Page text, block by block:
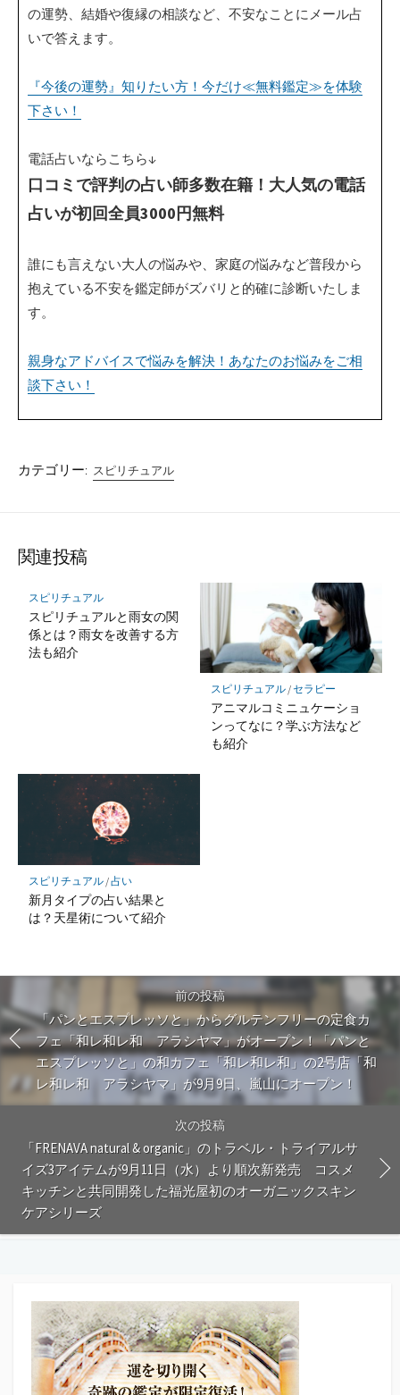
の運勢、結婚や復縁の相談など、不安なことにメール占
いで答えます。
『今後の運勢』知りたい方！今だけ≪無料鑑定≫を体験
下さい！
電話占いならこちら↓
口コミで評判の占い師多数在籍！大人気の電話
占いが初回全員3000円無料
誰にも言えない大人の悩みや、家庭の悩みなど普段から
抱えている不安を鑑定師がズバリと的確に診断いたしま
す。
親身なアドバイスで悩みを解決！あなたのお悩みをご相
談下さい！
カテゴリー: スピリチュアル
関連投稿
スピリチュアル
スピリチュアルと雨女の関
係とは？雨女を改善する方
法も紹介
スピリチュアル/セラピー
アニマルコミニュケーショ
ンってなに？学ぶ方法など
も紹介
スピリチュアル/占い
新月タイプの占い結果と
は？天星術について紹介
前の投稿
「パンとエスプレッソと」からグルテンフリーの定食カ
フェ「和レ和レ和 アラシヤマ」がオープン！「パンと
エスプレッソと」の和カフェ「和レ和レ和」の2号店「和
レ和レ和 アラシヤマ」が9月9日、嵐山にオープン！
次の投稿
「FRENAVA natural & organic」のトラベル・トライアルサ
イズ3アイテムが9月11日（水）より順次新発売 コスメ
キッチンと共同開発した福光屋初のオーガニックスキン
ケアシリーズ